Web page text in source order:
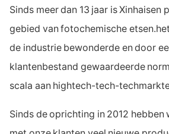
Sinds meer dan 13 jaar is Xinhaisen
gebied van fotochemische
de industrie bewonderde en door
klantenbestand gewaardeerde
scala aan hightech-tech-
Sinds de oprichting in 2012 hebben